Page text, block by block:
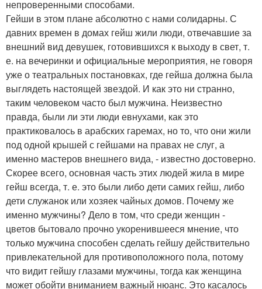
непроверенными способами.
Гейши в этом плане абсолютно с нами солидарны. С
давних времен в домах гейш жили люди, отвечавшие за
внешний вид девушек, готовившихся к выходу в свет, т.
е. на вечеринки и официальные мероприятия, не говоря
уже о театральных постановках, где гейша должна была
выглядеть настоящей звездой. И как это ни странно,
таким человеком часто был мужчина. Неизвестно
правда, были ли эти люди евнухами, как это
практиковалось в арабских гаремах, но то, что они жили
под одной крышей с гейшами на правах не слуг, а
именно мастеров внешнего вида, - известно достоверно.
Скорее всего, основная часть этих людей жила в мире
гейш всегда, т. е. это были либо дети самих гейш, либо
дети служанок или хозяек чайных домов. Почему же
именно мужчины? Дело в том, что среди женщин -
цветов бытовало прочно укоренившееся мнение, что
только мужчина способен сделать гейшу действительно
привлекательной для противоположного пола, потому
что видит гейшу глазами мужчины, тогда как женщина
может обойти вниманием важный нюанс. Это касалось